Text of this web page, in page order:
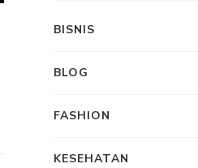
BISNIS
BLOG
FASHION
KESEHATAN